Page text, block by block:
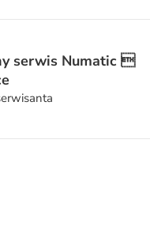
serwis Numatic 